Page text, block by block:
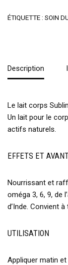
ÉTIQUETTE : SOIN
Description
Le lait corps
Un lait pour le
actifs naturels.
EFFETS ET
Nourrissant et
oméga 3, 6, 9, de
d’Inde. Convient
UTILISATION
Appliquer matin